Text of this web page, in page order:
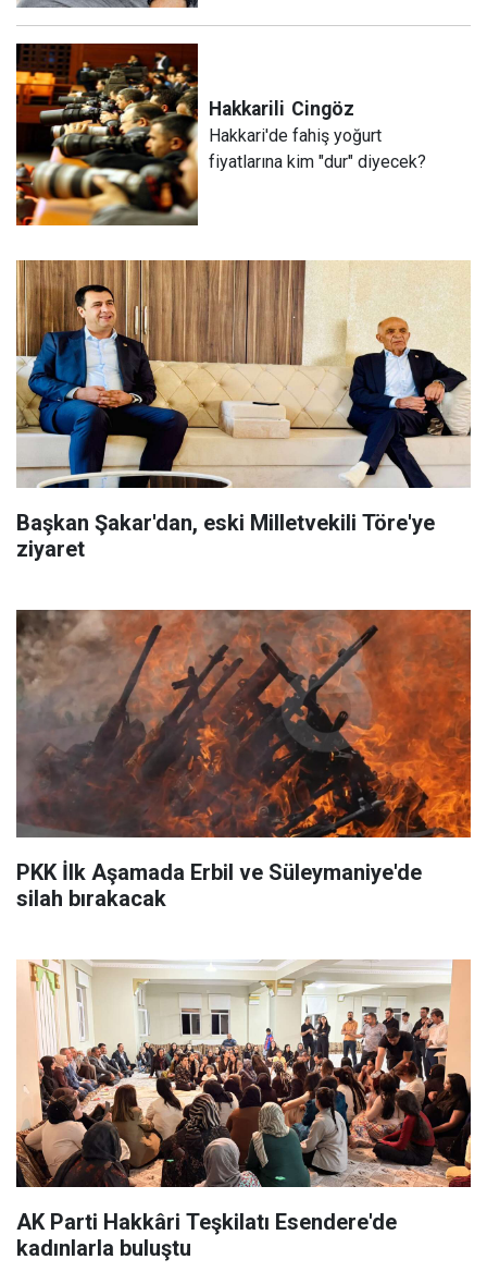
Hakkarili Cingöz
Hakkari'de fahiş yoğurt
fiyatlarına kim "dur" diyecek?
Başkan Şakar'dan, eski Milletvekili Töre'ye
ziyaret
PKK İlk Aşamada Erbil ve Süleymaniye'de
silah bırakacak
AK Parti Hakkâri Teşkilatı Esendere'de
kadınlarla buluştu